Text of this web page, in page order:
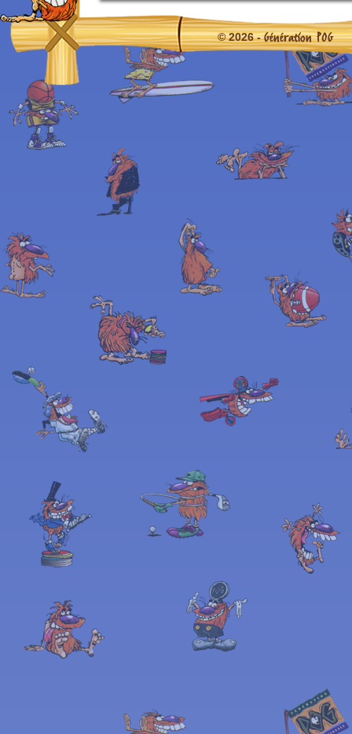
© 2026 -Génération POG